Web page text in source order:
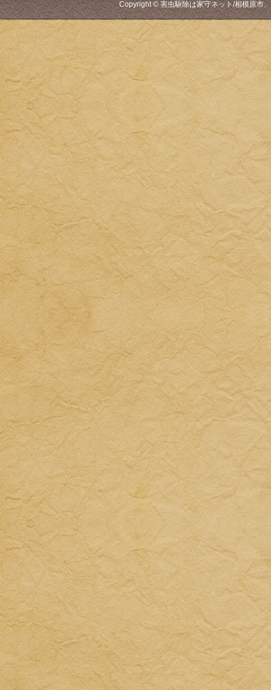
Copyright © 害虫駆除は家守ネット/相模原市